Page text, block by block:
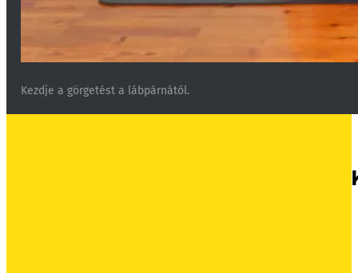
Kezdje a görgetést a lábpárnától.